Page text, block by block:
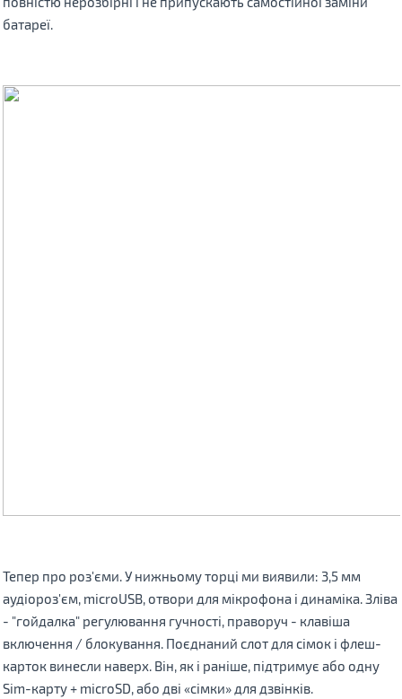
батареї.
Тепер про роз'єми. У нижньому торці ми виявили: 3,5 мм
аудіороз'єм, microUSB, отвори для мікрофона і динаміка. Зліва
- "гойдалка" регулювання гучності, праворуч - клавіша
включення / блокування. Поєднаний слот для сімок і флеш-
карток винесли наверх. Він, як і раніше, підтримує або одну
Sim-карту + microSD, або дві «сімки» для дзвінків.